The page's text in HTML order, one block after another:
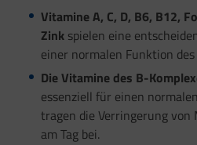
Vitamine A, C, D, B6, B12,
Zinkspielen eine
einer normalen Funktion
Die Vitamine des B-
essenziell für einen
tragen die Verringerung
am Tag bei.